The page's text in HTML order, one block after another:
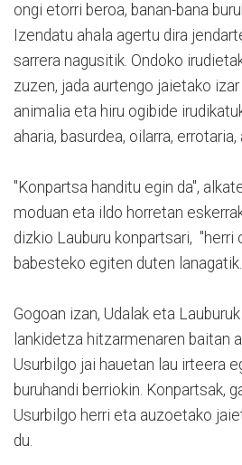
ongi etorri beroa, banan-bana
Izendatu ahala agertu dira
sarrera nagusitik. Ondoko
zuzen, jada aurtengo jaietako
animalia eta hiru ogibide
aharia, basurdea, oilarra,
"Konpartsa handitu egin da",
moduan eta ildo horretan
dizkio Lauburu konpartsari, "herri
babesteko egiten duten
Gogoan izan, Udalak eta
lankidetza hitzarmenaren baitan
Usurbilgo jai hauetan lau irteera
buruhandi berriokin. Konpartsak,
Usurbilgo herri eta auzoetako
du.